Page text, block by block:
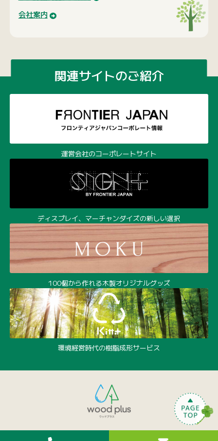
ディスプレイ、マーチャンダイズの新しい選択
100個から作れる木製オリジナルグッズ
環境経営時代の樹脂成形サービス